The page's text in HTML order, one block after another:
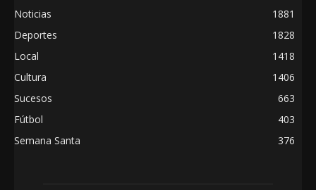
Noticias
1881
Deportes
1828
Local
1418
Cultura
1406
Sucesos
663
Fútbol
403
Semana Santa
376